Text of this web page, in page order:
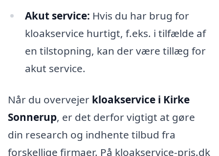
Akut service: Hvis du har brug for
kloakservice hurtigt, f.eks. i tilfælde af
en tilstopning, kan der være tillæg for
akut service.
Når du overvejer kloakservice i Kirke
Sonnerup, er det derfor vigtigt at gøre
din research og indhente tilbud fra
forskellige firmaer. På kloakservice-pris.dk